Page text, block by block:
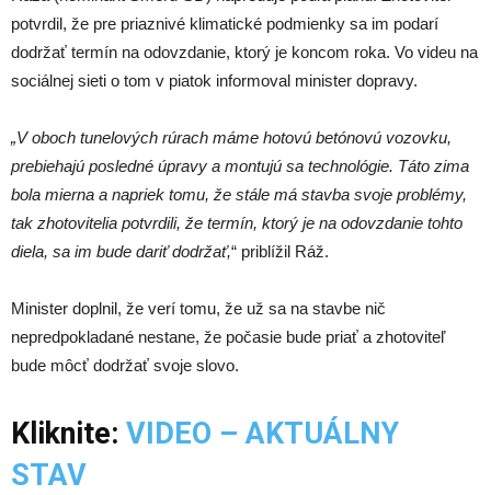
potvrdil, že pre priaznivé klimatické podmienky sa im podarí
dodržať termín na odovzdanie, ktorý je koncom roka. Vo videu na
sociálnej sieti o tom v piatok informoval minister dopravy.
„V oboch tunelových rúrach máme hotovú betónovú vozovku,
prebiehajú posledné úpravy a montujú sa technológie. Táto zima
bola mierna a napriek tomu, že stále má stavba svoje problémy,
tak zhotovitelia potvrdili, že termín, ktorý je na odovzdanie tohto
diela, sa im bude dariť dodržať,“ priblížil Ráž.
Minister doplnil, že verí tomu, že už sa na stavbe nič
nepredpokladané nestane, že počasie bude priať a zhotoviteľ
bude môcť dodržať svoje slovo.
Kliknite: VIDEO – AKTUÁLNY
STAV